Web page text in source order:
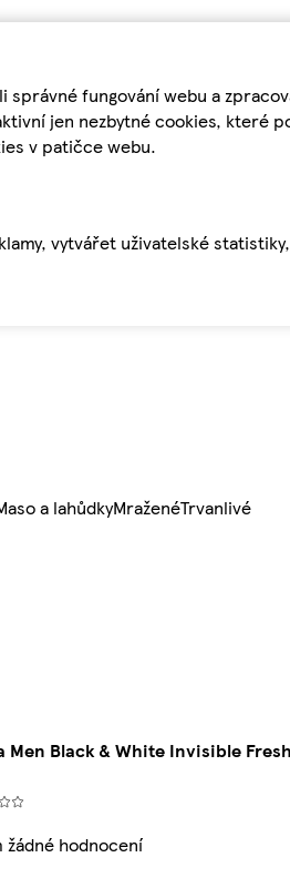
fungování webu a
jen nezbytné cookies, které
v patičce webu.
vytvářet uživatelské
a lahůdkyMraženéTrvanlivé
Men Black & White Invisible
žádné hodnocení